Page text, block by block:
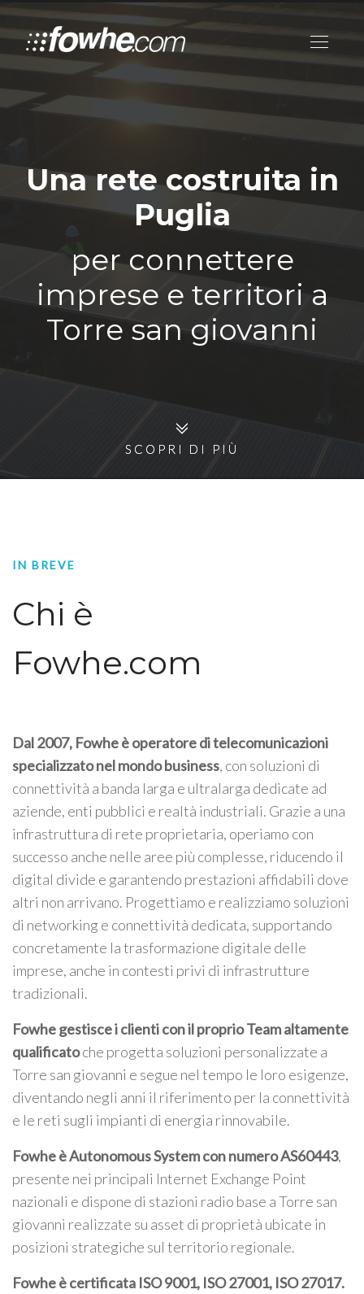
Una rete costruita in
Puglia
per connettere
imprese e territori a
Torre san giovanni
SCOPRI DI PIÙ
SCOPRI DI PIÙ
IN BREVE
Chi è
Fowhe.com
Dal 2007, Fowhe è operatore di telecomunicazioni
specializzato nel mondo business, con soluzioni di
connettività a banda larga e ultralarga dedicate ad
aziende, enti pubblici e realtà industriali. Grazie a una
infrastruttura di rete proprietaria, operiamo con
successo anche nelle aree più complesse, riducendo il
digital divide e garantendo prestazioni affidabili dove
altri non arrivano. Progettiamo e realizziamo soluzioni
di networking e connettività dedicata, supportando
concretamente la trasformazione digitale delle
imprese, anche in contesti privi di infrastrutture
tradizionali.
Fowhe gestisce i clienti con il proprio Team altamente
qualificatoche progetta soluzioni personalizzate a
Torre san giovanni e segue nel tempo le loro esigenze,
diventando negli anni il riferimento per la connettività
e le reti sugli impianti di energia rinnovabile.
Fowhe è Autonomous System con numero AS60443,
presente nei principali Internet Exchange Point
nazionali e dispone di stazioni radio base a Torre san
giovanni realizzate su asset di proprietà ubicate in
posizioni strategiche sul territorio regionale.
Fowhe è certificata ISO 9001, ISO 27001, ISO 27017.